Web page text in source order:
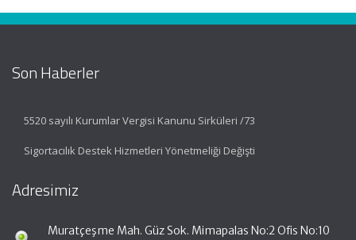
Son Haberler
5520 sayılı Kurumlar Vergisi Kanunu Sirküleri /73
Sigortacılık Destek Hizmetleri Yönetmeliği Değişti
Adresimiz
Muratçeşme Mah. Güz Sok. Mimapalas No:2 Ofis No:10